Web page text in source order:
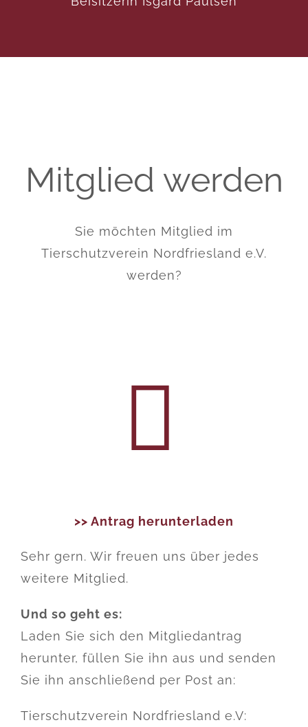
Mitglied werden
Sie möchten Mitglied im
Tierschutzverein Nordfriesland e.V.
werden?
>> Antrag herunterladen
Sehr gern. Wir freuen uns über jedes
weitere Mitglied.
Und so geht es:
Laden Sie sich den Mitgliedantrag
herunter, füllen Sie ihn aus und senden
Sie ihn anschließend per Post an:
Tierschutzverein Nordfriesland e.V: